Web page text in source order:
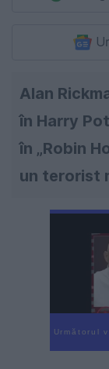
Alan
în Harry
în „Robin
un terorist
Următorul